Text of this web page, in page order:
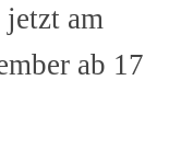
am
ab 17